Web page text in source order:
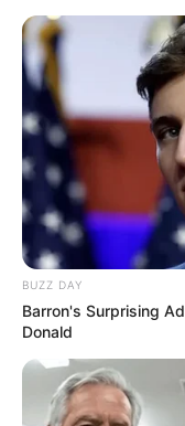
BUZZ DAY
Barron's Surprising
Donald